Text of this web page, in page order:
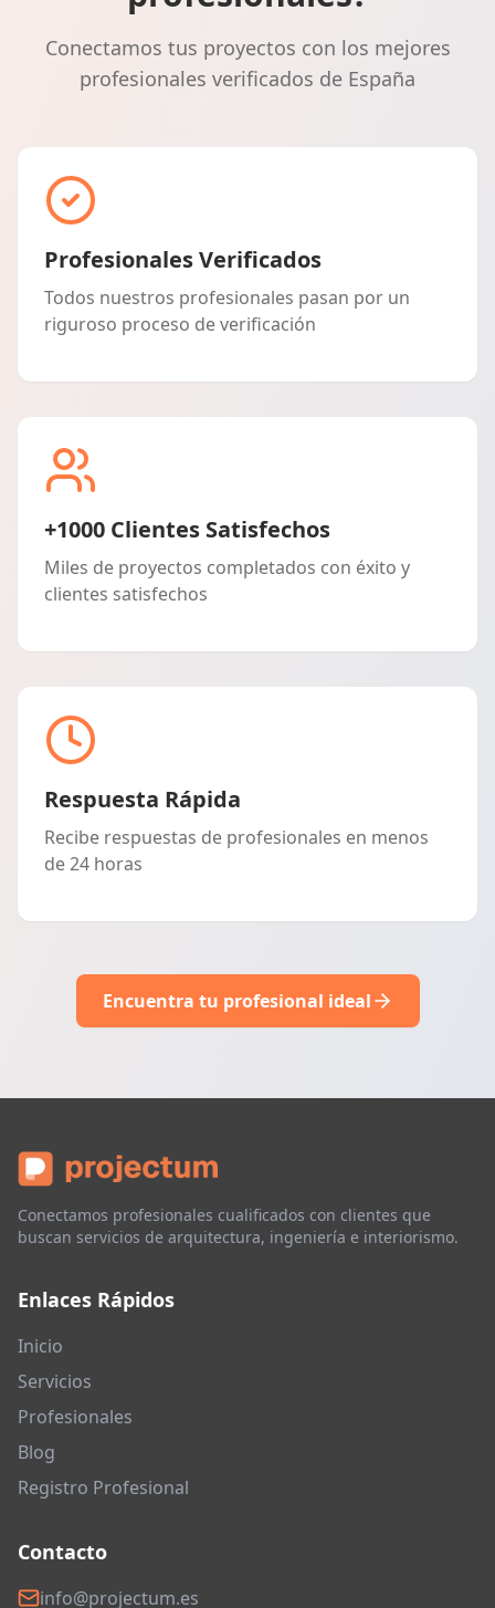
Conectamos tus proyectos con los mejores
profesionales verificados de España
Profesionales Verificados
Todos nuestros profesionales pasan por un
riguroso proceso de verificación
+1000 Clientes Satisfechos
Miles de proyectos completados con éxito y
clientes satisfechos
Respuesta Rápida
Recibe respuestas de profesionales en menos
de 24 horas
Encuentra tu profesional ideal
Conectamos profesionales cualificados con clientes que
buscan servicios de arquitectura, ingeniería e interiorismo.
Enlaces Rápidos
Inicio
Servicios
Profesionales
Blog
Registro Profesional
Contacto
info@projectum.es